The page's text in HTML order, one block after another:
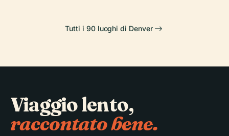
Tutti i 90 luoghi di Denver
Viaggio lento,
raccontato bene.